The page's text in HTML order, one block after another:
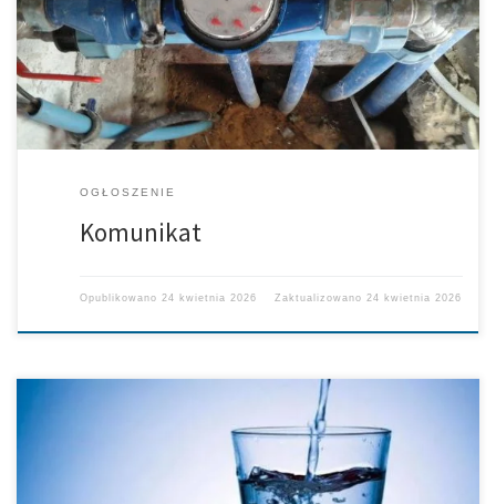
OGŁOSZENIE
Komunikat
Opublikowano 24 kwietnia 2026 Zaktualizowano 24 kwietnia 2026
OGŁOSZENIE / KOMUNIKAT DLA MIESZKAŃCÓW Szanowni Mieszkańcy,
w związku z występującymi w ostatnim czasie licznymi zdarzeniami
eksploatacyjnymi w obrębie infrastruktury wodociągowej (w tym